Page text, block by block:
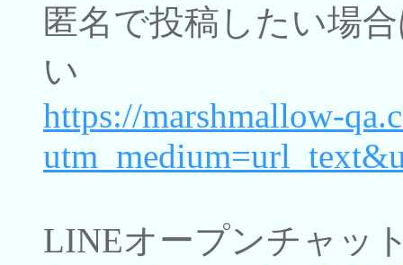
匿名で投稿したい場
い
https://marshmallow-
LINEオープンチャッ